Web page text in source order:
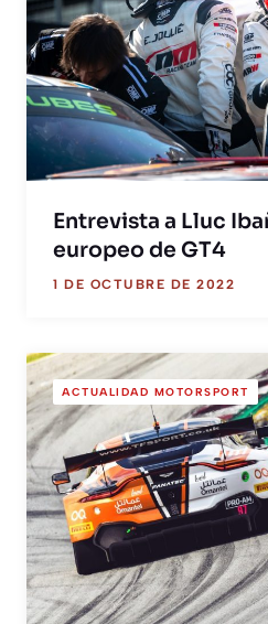
Entrevista a Lluc
europeo de GT4
1 DE OCTUBRE DE 2022
ACTUALIDAD MOTORSPORT